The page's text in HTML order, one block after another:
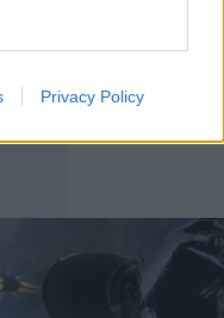
Privacy Policy